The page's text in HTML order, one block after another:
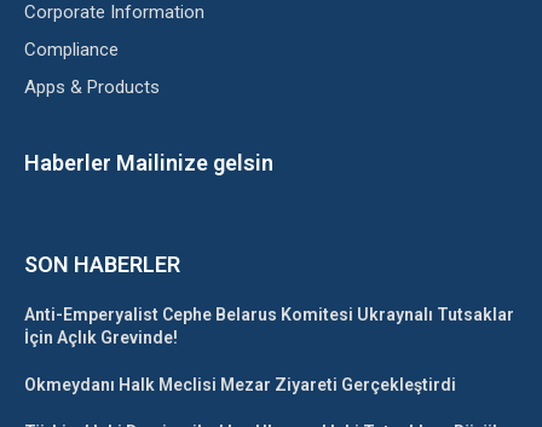
Corporate Information
Compliance
Apps & Products
Haberler Mailinize gelsin
SON HABERLER
Anti-Emperyalist Cephe Belarus Komitesi Ukraynalı Tutsaklar
İçin Açlık Grevinde!
Okmeydanı Halk Meclisi Mezar Ziyareti Gerçekleştirdi